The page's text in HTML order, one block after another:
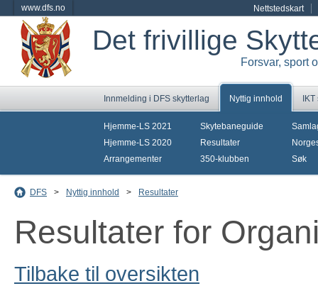
www.dfs.no Nettstedskart
Det frivillige
Forsvar, sport
Innmelding i DFS skytterlag Nyttig innhold
Hjemme-LS 2021
Hjemme-LS 2020
Arrangementer
Skytebaneguide
Resultater
350-klubben
Søk
DFS > Nyttig innhold > Resultater
Resultater for
Tilbake til oversikten